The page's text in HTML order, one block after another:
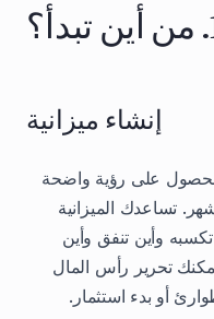
إنشاء ميزانية
على رؤية واضحة
تساعدك الميزانية
وأين تنفق وأين
تحرير رأس المال
أو بدء استثمار.